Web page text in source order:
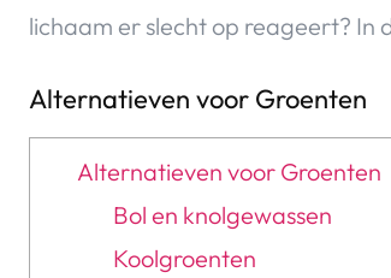
lichaam er slecht op reageert?
Alternatieven voor Groenten
Alternatieven voor Groenten
Bol en knolgewassen
Koolgroenten